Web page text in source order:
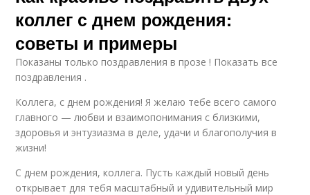
коллег с днем рождения:
советы и примеры
Показаны только поздравления в прозе ! Показать все
поздравления .
Коллега, с днем рождения! Я желаю тебе всего самого
главного — любви и взаимопонимания с близкими,
здоровья и энтузиазма в деле, удачи и благополучия в
жизни!
С днем рождения, коллега. Пусть каждый новый день
открывает для тебя масштабный и удивительный мир